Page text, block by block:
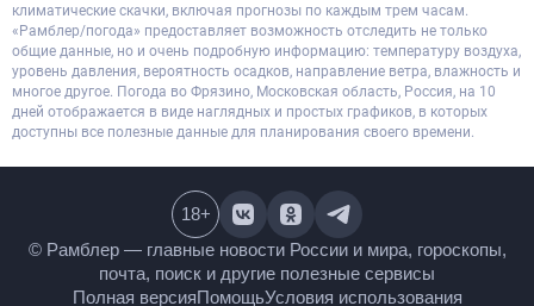
климатические скачки, включая прогнозы по каждым трем часам.
«Рамблер/погода» предоставляет возможность отследить не только
общие данные, но и очень подробную информацию: температуру воздуха,
уровень давления, вероятность осадков, направление ветра, влажность и
многое другое. Погода во Фрязино, Московская область, Россия, на 10
дней отображается в виде наглядных и простых графиков, в которых
доступны все полезные данные для планирования своего времени.
© Рамблер — главные новости России и мира,
гороскопы, почта, поиск и другие полезные сервисы
Полная версияПомощьУсловия использования
18+